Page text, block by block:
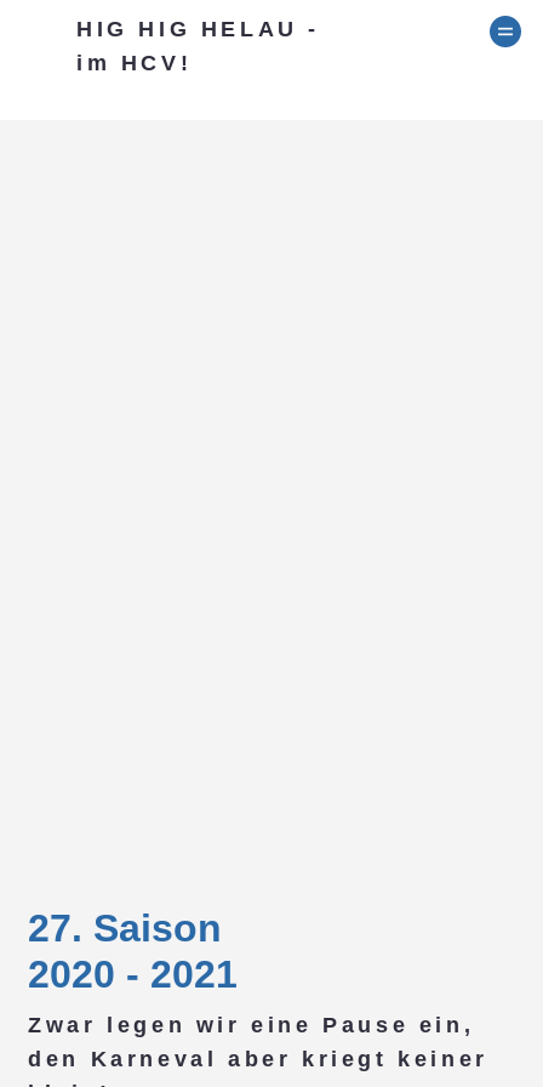
HIG HIG HELAU -
im HCV!
27. Saison
2020 - 2021
Zwar legen wir eine Pause ein,
den Karneval aber kriegt keiner